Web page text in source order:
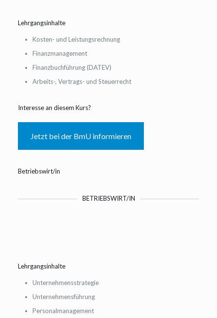
Lehrgangsinhalte
Kosten- und Leistungsrechnung
Finanzmanagement
Finanzbuchführung (DATEV)
Arbeits-, Vertrags- und Steuerrecht
Interesse an diesem Kurs?
Jetzt bei der BmU informieren
Betriebswirt/in
BETRIEBSWIRT/IN
Lehrgangsinhalte
Unternehmensstrategie
Unternehmensführung
Personalmanagement